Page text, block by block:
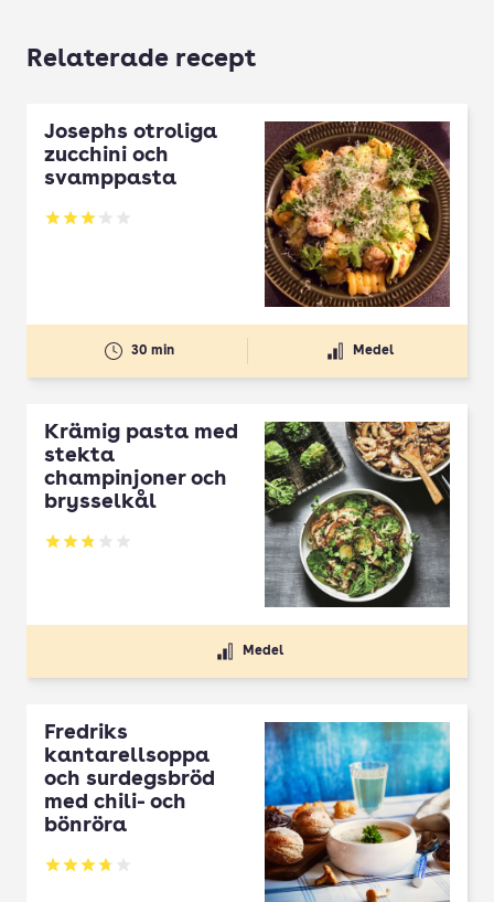
Relaterade recept
Josephs otroliga
zucchini och
svamppasta
Betyg: 3.1 av 5
30 min Medel
Krämig pasta med
stekta
champinjoner och
brysselkål
Betyg: 2.78 av 5
Medel
Fredriks
kantarellsoppa
och surdegsbröd
med chili- och
bönröra
Betyg: 3.7 av 5